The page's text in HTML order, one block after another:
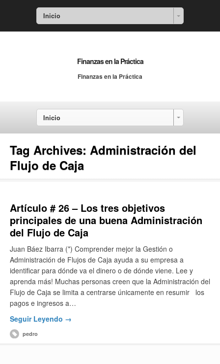
Inicio
Finanzas en la Práctica
Finanzas en la Práctica
Inicio
Tag Archives: Administración del
Flujo de Caja
Artículo # 26 – Los tres objetivos
principales de una buena Administración
del Flujo de Caja
Juan Báez Ibarra (*) Comprender mejor la Gestión o
Administración de Flujos de Caja ayuda a su empresa a
identificar para dónde va el dinero o de dónde viene. Lee y
aprenda más! Muchas personas creen que la Administración del
Flujo de Caja se limita a centrarse únicamente en resumir los
pagos e ingresos a…
Seguir Leyendo →
pedro